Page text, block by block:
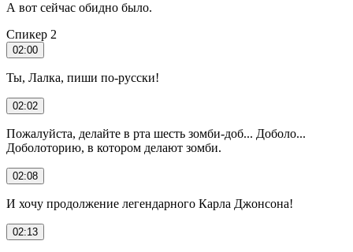
А вот сейчас обидно было.
Спикер 2
02:00
Ты, Лалка, пиши по-русски!
02:02
Пожалуйста, делайте в рта шесть зомби-доб... Доболо...
Доболоторию, в котором делают зомби.
02:08
И хочу продолжение легендарного Карла Джонсона!
02:13